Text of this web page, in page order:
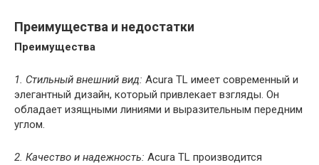
Преимущества и недостатки
Преимущества
1. Стильный внешний вид: Acura TL имеет современный и
элегантный дизайн, который привлекает взгляды. Он
обладает изящными линиями и выразительным передним
углом.
2. Качество и надежность: Acura TL производится